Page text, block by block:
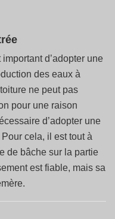
d’adopter une
des eaux à
ne peut pas
pour une raison
d’adopter une
cela, il est tout à
de bâche sur la partie
est fiable, mais sa